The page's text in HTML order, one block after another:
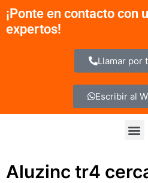
contenido
¡Ponte en contacto con
expertos!
Llamar por
Escribir al
Aluzinc tr4